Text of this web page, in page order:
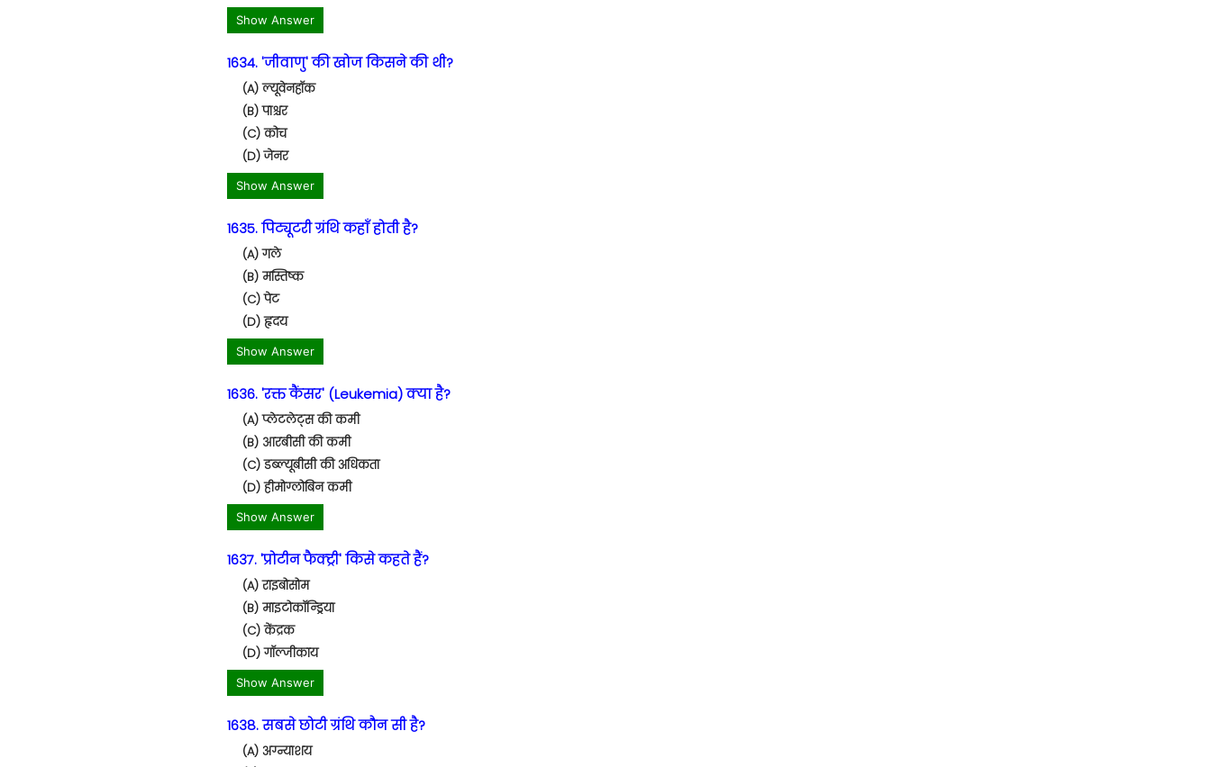
Show Answer
1634. 'जीवाणु' की खोज किसने की थी?
(A) ल्यूवेनहॉक
(B) पाश्चर
(C) कोच
(D) जेनर
Show Answer
1635. पिट्यूटरी ग्रंथि कहाँ होती है?
(A) गले
(B) मस्तिष्क
(C) पेट
(D) हृदय
Show Answer
1636. 'रक्त कैंसर' (Leukemia) क्या है?
(A) प्लेटलेट्स की कमी
(B) आरबीसी की कमी
(C) डब्ल्यूबीसी की अधिकता
(D) हीमोग्लोबिन कमी
Show Answer
1637. 'प्रोटीन फैक्ट्री' किसे कहते हैं?
(A) राइबोसोम
(B) माइटोकॉन्ड्रिया
(C) केंद्रक
(D) गॉल्जीकाय
Show Answer
1638. सबसे छोटी ग्रंथि कौन सी है?
(A) अग्न्याशय